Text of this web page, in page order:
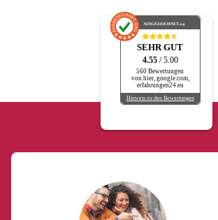
AUSGEZEICHNET.org
SEHR GUT
4.55 / 5.00
560 Bewertungen
von hier, google.com,
erfahrungen24.eu
Hinweis zu den Bewertungen